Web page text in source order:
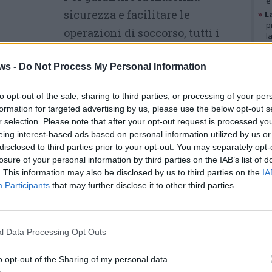
- Do Not Process My Personal Information
opt-out of the sale, sharing to third parties, or processing of your
for targeted advertising by us, please use the below opt-out
selection. Please note that after your opt-out request is processed
interest-based ads based on personal information utilized by us
to third parties prior to your opt-out. You may separately
of your personal information by third parties on the IAB’s list of
This information may also be disclosed by us to third parties on the
Participants that may further disclose it to other third parties.
Data Processing Opt Outs
opt-out of the Sharing of my personal data.
sicurezza e facilitare le
operazioni di soccorso, tutti i
scopo precauzionale. Le famiglie
tempo necessario alla messa in
sicurezza dell’area interessata e
di focolai residui.
della situazione, i residenti sono
proprie abitazioni. Fortunatamente, al
non si sono registrati feriti o persone
ora in corso i rilievi per determinare con
ha innescato la scintilla iniziale sul
»